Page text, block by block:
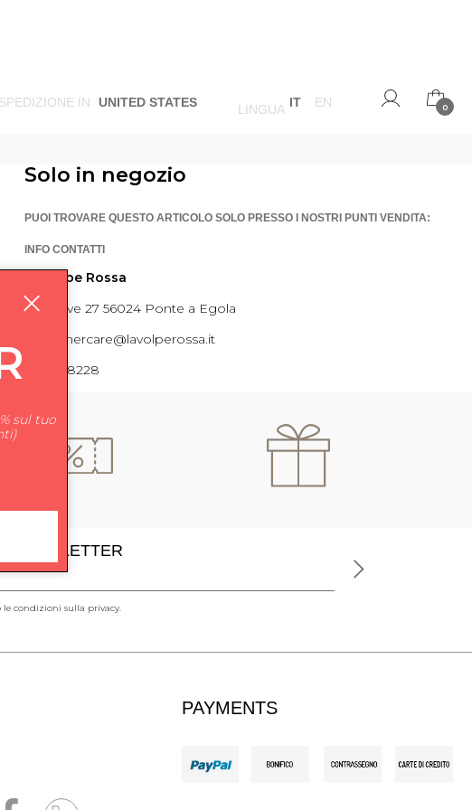
SPEDIZIONE IN UNITED STATES LINGUA IT EN 0
Solo in negozio
PUOI TROVARE QUESTO ARTICOLO SOLO PRESSO I NOSTRI PUNTI VENDITA:
INFO CONTATTI
La Volpe Rossa
Via Piave 27 56024 Ponte a Egola
customercare@lavolperossa.it
0571498228
NEWSLETTER
le condizioni sulla privacy.
PAYMENTS
sul tuo